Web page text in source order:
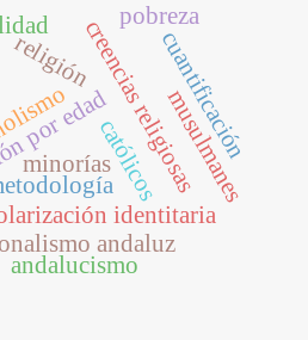
edad
creencias religiosas
identitaria
católicosmusulmanes
cuantificación
minorías
religión
andaluz
andalucismo
pobreza